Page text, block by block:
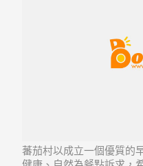
蕃茄村以成立一個優質的